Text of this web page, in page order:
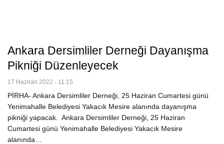
Ankara Dersimliler Derneği Dayanışma
Pikniği Düzenleyecek
17 Haziran 2022 - 11:15
PİRHA- Ankara Dersimliler Derneği, 25 Haziran Cumartesi günü
Yenimahalle Belediyesi Yakacık Mesire alanında dayanışma
pikniği yapacak. Ankara Dersimliler Derneği, 25 Haziran
Cumartesi günü Yenimahalle Belediyesi Yakacık Mesire
alanında…